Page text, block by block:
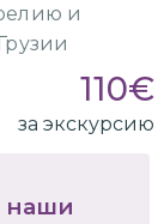
и
110€
за экскурсию
наши